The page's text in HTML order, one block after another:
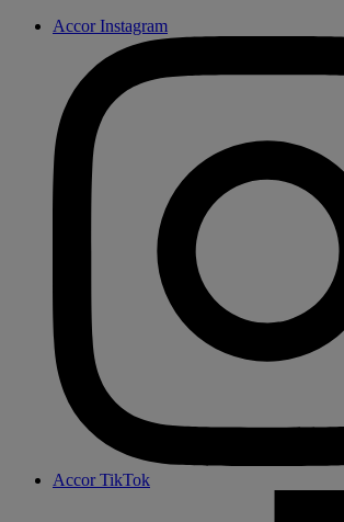
Accor Instagram
Accor TikTok